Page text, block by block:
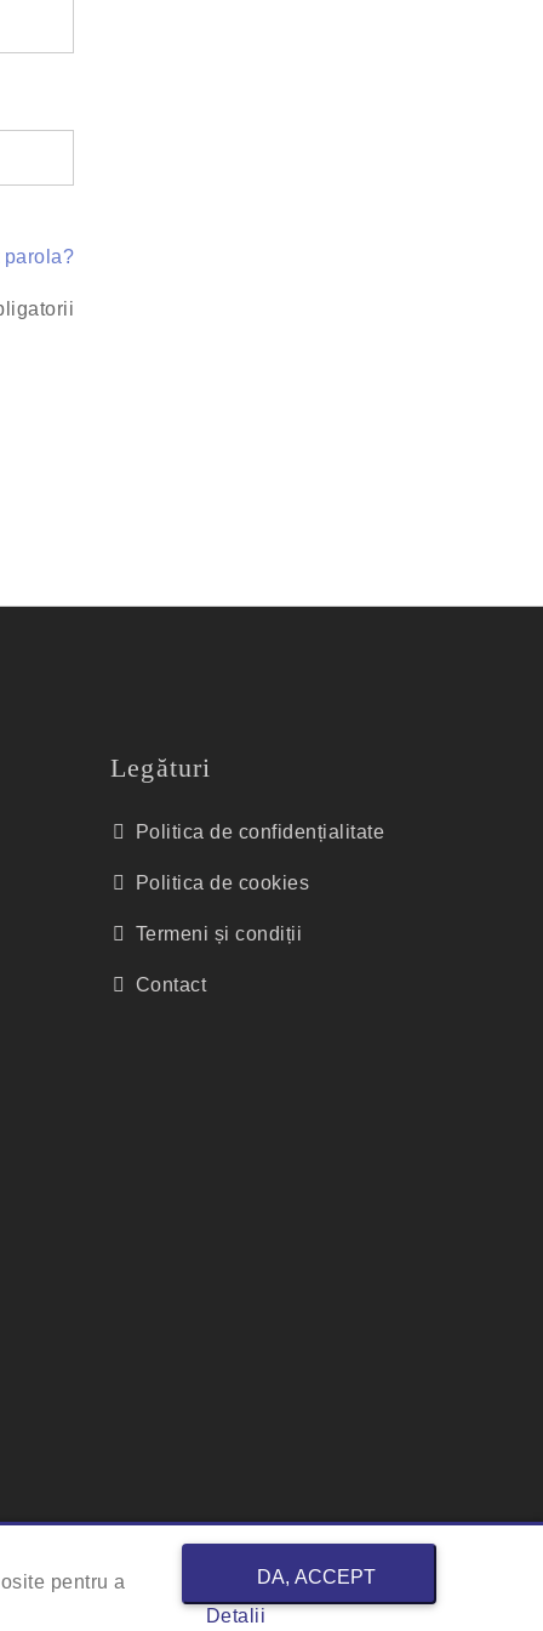
Legături
Politica de confidențialitate
Politica de cookies
Termeni și condiții
Contact
pentru a
DA, ACCEPT
Detalii